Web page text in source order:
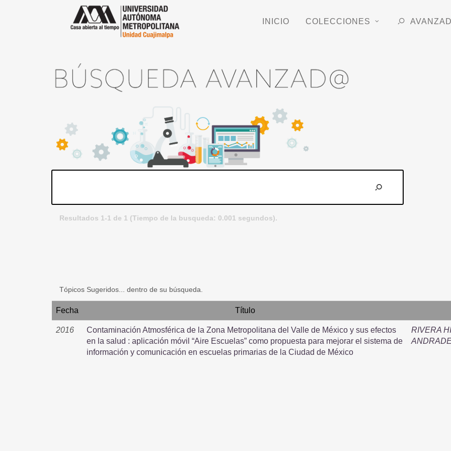
INICIO COLECCIONES
Resultados 1-1 de 1 (Tiempo de la busqueda: 0.001 segundos).
Tópicos Sugeridos... dentro de su búsqueda.
Fecha Título
2016
Contaminación Atmosférica de la Zona Metropolitana del Valle de México y sus efectos
en la salud : aplicación móvil “Aire Escuelas” como propuesta para mejorar el sistema de
información y comunicación en escuelas primarias de la Ciudad de México
RIVERA